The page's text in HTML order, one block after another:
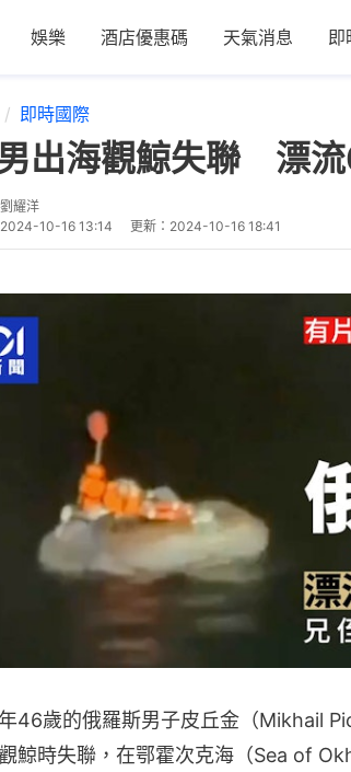
娛樂 酒店優惠碼 天氣消息 即
即時國際
出海觀鯨失聯 漂
劉耀洋
2024-10-16 13:14 更新： 2024-10-16 18:41
46歲的俄羅斯男子皮丘金（Mikhail
鯨時失聯，在鄂霍次克海（Sea of